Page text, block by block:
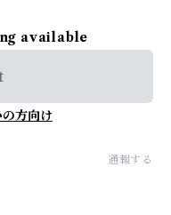
available
方向け
通報する